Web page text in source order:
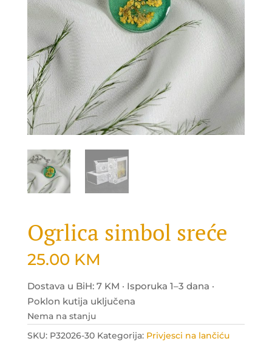
Ogrlica simbol sreće
25.00 KM
Dostava u BiH: 7 KM · Isporuka 1–3 dana ·
Poklon kutija uključena
Nema na stanju
SKU: P32026-30 Kategorija: Privjesci na lančiću